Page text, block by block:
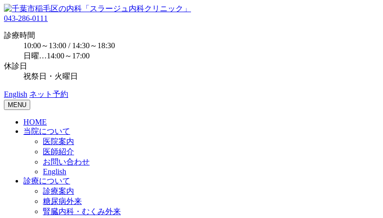
043-286-0111
診療時間
10:00～13:00 / 14:30～18:30
日曜…14:00～17:00
休診日
祝祭日・火曜日
English ネット予約
MENU
HOME
当院について
医院案内
医師紹介
お問い合わせ
English
診療について
診療案内
糖尿病外来
腎臓内科・むくみ外来